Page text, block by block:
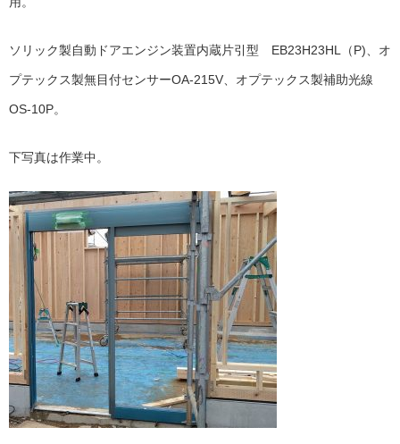
ソリック製自動ドアエンジン装置内蔵片引型 EB23H23HL（P)、オ
プテックス製無目付センサーOA-215V、オプテックス製補助光線
OS-10P。
下写真は作業中。